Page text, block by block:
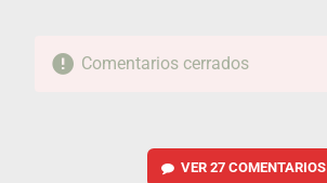
Comentarios cerrados
VER 27 COMENTARIOS